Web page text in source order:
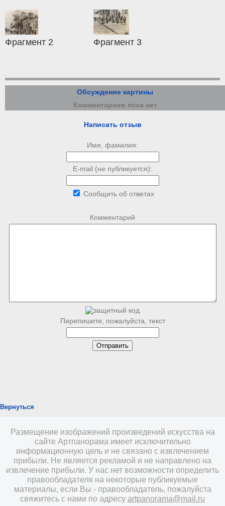
Фрагмент 2 Фрагмент 3
Обсуждение картины
Комментариев пока нет
Написать отзыв
Имя, фамилия:
E-mail (не публикуется):
Сообщить об ответах
Комментарий
Перепишите, пожалуйста, текст
Вернуться
Размещение изображений произведений искусства на
сайте Артпанорама имеет исключительно
информационную цель и не связано с извлечением
прибыли. Не является рекламой и не направлено на
извлечение прибыли. У нас нет возможности определить
правообладателя на некоторые публикуемые
материалы, если Вы - правообладатель, пожалуйста
свяжитесь с нами по адресу artpanorama@mail.ru